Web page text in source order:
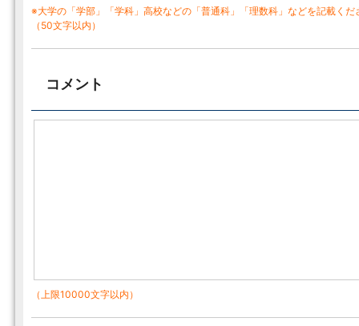
※大学の「学部」「学科」高校などの「普通科」「理数科」などを記載くだ
（50文字以内）
コメント
（上限10000文字以内）